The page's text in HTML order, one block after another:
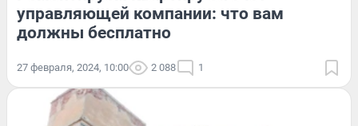
управляющей компании: что вам
должны бесплатно
27 февраля, 2024, 10:00 2 088 1